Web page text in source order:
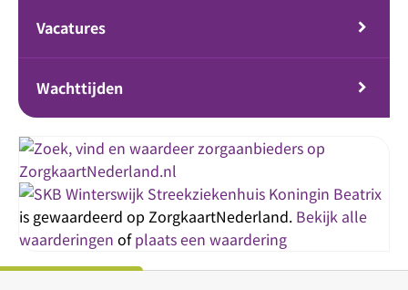
Vacatures
Wachttijden
Streekziekenhuis Koningin Beatrix
is gewaardeerd op ZorgkaartNederland. Bekijk alle
waarderingen ofplaats een waardering